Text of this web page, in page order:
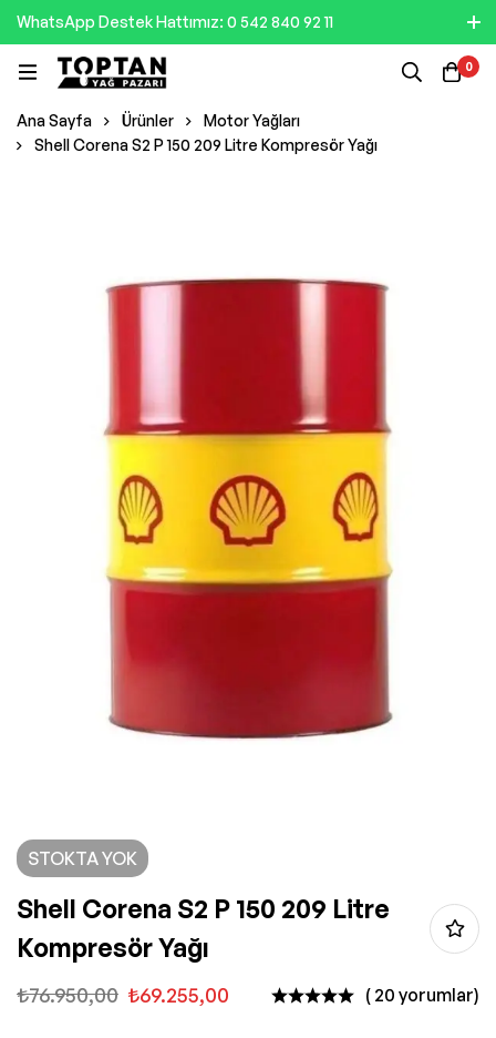
WhatsApp Destek Hattımız: 0 542 840 92 11
0
Ana Sayfa Ürünler
Motor Yağları
Shell Corena S2 P 150 209 Litre Kompresör Yağı
STOKTA YOK
Shell Corena S2 P 150 209 Litre
Kompresör Yağı
₺76.950,00 ₺69.255,00 ( 20 yorumlar)